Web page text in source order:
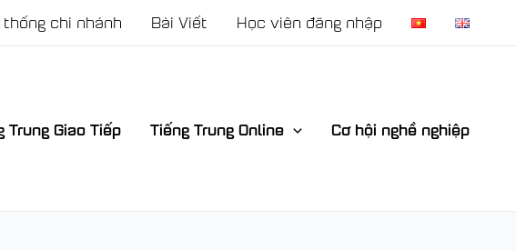
thống chi nhánh Bài Viết Học viên đăng nhập
Trung Giao Tiếp Tiếng Trung Online Cơ hội nghề nghiệp